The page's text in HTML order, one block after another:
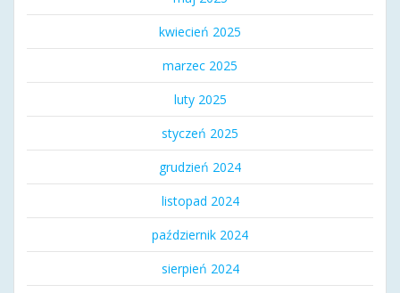
kwiecień 2025
marzec 2025
luty 2025
styczeń 2025
grudzień 2024
listopad 2024
październik 2024
sierpień 2024